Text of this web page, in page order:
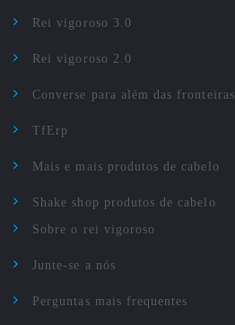
Rei vigoroso 3.0
Rei vigoroso 2.0
Converse para além das fronteiras
TfErp
Mais e mais produtos de cabelo
Shake shop produtos de cabelo
Sobre o rei vigoroso
Junte-se a nós
Perguntas mais frequentes